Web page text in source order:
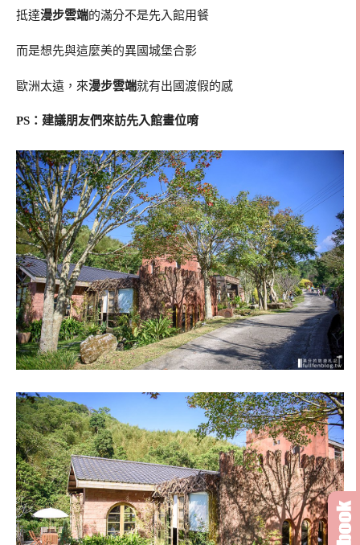
抵達漫步雲端的滿分不是先入館用餐
而是想先與這麼美的異國城堡合影
歐洲太遠，來漫步雲端就有出國渡假的感
PS：建議朋友們來訪先入館畫位唷